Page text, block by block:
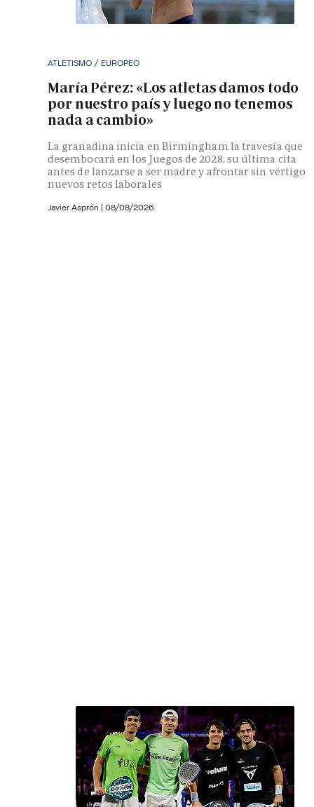
ATLETISMO / EUROPEO
María Pérez: «Los atletas damos todo
por nuestro país y luego no tenemos
nada a cambio»
La granadina inicia en Birmingham la travesía que
desembocará en los Juegos de 2028, su última cita
antes de lanzarse a ser madre y afrontar sin vértigo
nuevos retos laborales
Javier Asprón | 08/08/2026